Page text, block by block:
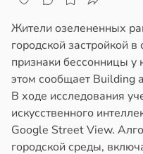
Жители озелененных
городской застройкой
признаки бессонницы
этом сообщает Building
В ходе исследования
искусственного
Google Street View.
городской среды,